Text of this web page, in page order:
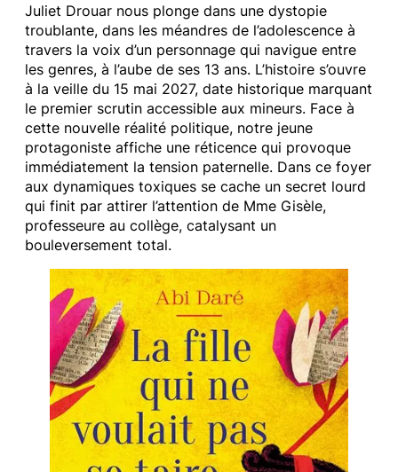
Juliet Drouar nous plonge dans une dystopie
troublante, dans les méandres de l’adolescence à
travers la voix d’un personnage qui navigue entre
les genres, à l’aube de ses 13 ans. L’histoire s’ouvre
à la veille du 15 mai 2027, date historique marquant
le premier scrutin accessible aux mineurs. Face à
cette nouvelle réalité politique, notre jeune
protagoniste affiche une réticence qui provoque
immédiatement la tension paternelle. Dans ce foyer
aux dynamiques toxiques se cache un secret lourd
qui finit par attirer l’attention de Mme Gisèle,
professeure au collège, catalysant un
bouleversement total.